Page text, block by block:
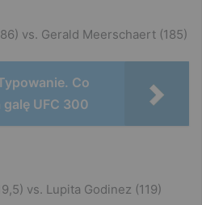
vs. Gerald Meerschaert (185)
Co
UFC 300
vs. Lupita Godinez (119)